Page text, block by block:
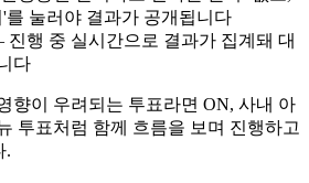
를 눌러야 결과가 공개됩니다
행 중 실시간으로 결과가 집계돼 대
다
향이 우려되는 투표라면 ON, 사내 아
투표처럼 함께 흐름을 보며 진행하고
.